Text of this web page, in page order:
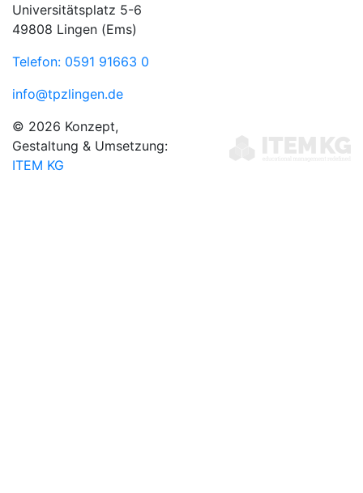
Universitätsplatz 5-6
49808 Lingen (Ems)
Telefon: 0591 91663 0
info@tpzlingen.de
© 2026 Konzept,
Gestaltung & Umsetzung:
ITEM KG